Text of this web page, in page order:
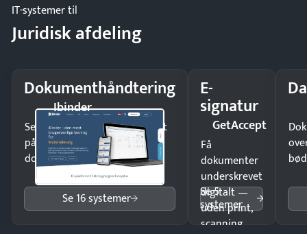
IT-systemer til
Juridisk afdeling
Dokumenthåndtering
Ibinder
Send kontrakter til underskrift
på minutter og mist ingen
dokumenter.
Se 16 systemer
E-
signatur
GetAccept
Få
dokumenter
underskrevet
digitalt —
uden print,
scanning
Se 5
systemer